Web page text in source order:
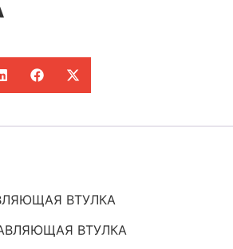
ВТУЛКА
ВТУЛКА